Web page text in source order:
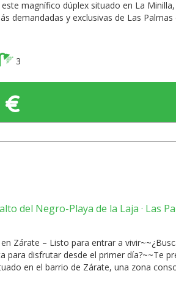
magnífico dúplex situado en La
demandadas y exclusivas de Las Palmas
3
€
del Negro-Playa de la Laja · Las
Zárate – Listo para entrar a
para disfrutar desde el primer día?~~Te
en el barrio de Zárate, una zona